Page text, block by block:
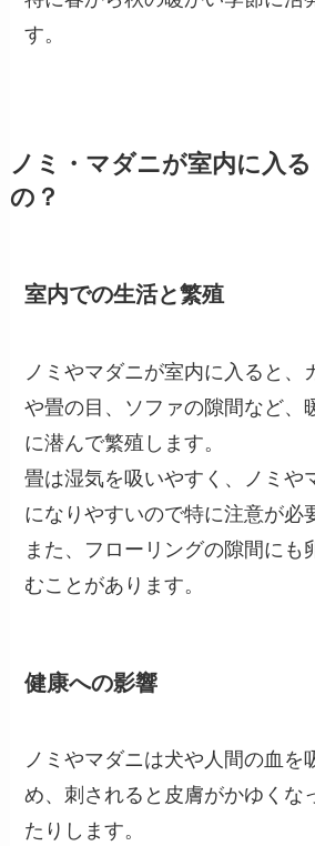
す。
ノミ・マダニが室内に入
の？
室内での生活と繁殖
ノミやマダニが室内に入ると、
や畳の目、ソファの隙間など、
に潜んで繁殖します。
畳は湿気を吸いやすく、ノミや
になりやすいので特に注意が必
また、フローリングの隙間にも
むことがあります。
健康への影響
ノミやマダニは犬や人間の血を
め、刺されると皮膚がかゆくな
たりします。